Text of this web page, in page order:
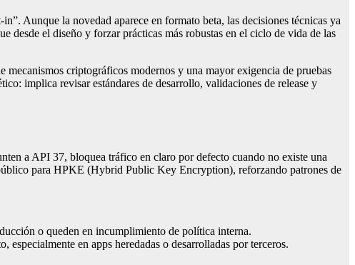
Aunque la novedad aparece en formato beta, las decisiones técnicas ya
desde el diseño y forzar prácticas más robustas en el ciclo de vida de las
criptográficos modernos y una mayor exigencia de pruebas
implica revisar estándares de desarrollo, validaciones de release y
a API 37, bloquea tráfico en claro por defecto cuando no existe una
para HPKE (Hybrid Public Key Encryption), reforzando patrones de
o queden en incumplimiento de política interna.
en apps heredadas o desarrolladas por terceros.